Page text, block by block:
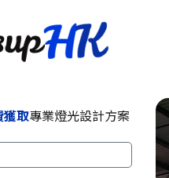
取專業燈光設計方案